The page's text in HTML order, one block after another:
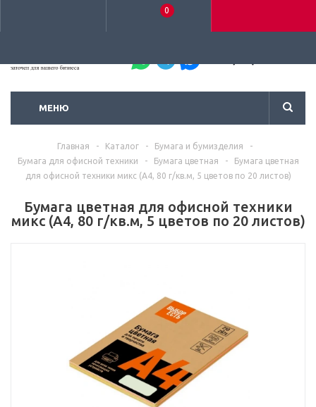
0
МЕНЮ
Главная - Каталог - Бумага и бумизделия
-
Бумага для офисной техники
- Бумага цветная -
Бумага цветная
для офисной техники микс (А4, 80 г/кв.м, 5 цветов по 20 листов)
Бумага цветная для офисной техники
микс (А4, 80 г/кв.м, 5 цветов по 20 листов)